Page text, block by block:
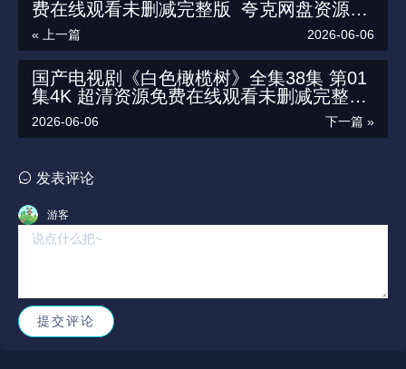
费在线观看未删减完整版_夸克网盘资源链
接下载_追寻自我价值的勇气
« 上一篇 2026-06-06
国产电视剧《白色橄榄树》全集38集 第01
集4K 超清资源免费在线观看未删减完整版
_夸克网盘资源链接下载_展现战火中的生
离死别，以及战争对普通人的影响
下一篇 »
2026-06-06
发表评论
游客